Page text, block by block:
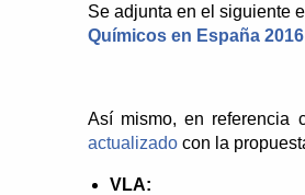
Se adjunta en el siguiente
Químicos en España 2016
Así mismo, en referencia
actualizadocon la
VLA: